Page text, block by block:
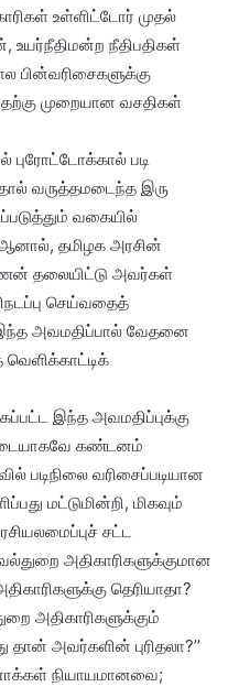
உள்ளிட்டோர் முதல்
உயர்நீதிமன்ற நீதிபதிகள்
பின்வரிசைகளுக்கு
முறையான வசதிகள்
புரோட்டோக்கால் படி
வருத்தமடைந்த இரு
வகையில்
தமிழக அரசின்
தலையிட்டு அவர்கள்
செய்வதைத்
இந்த அவமதிப்பால் வேதனை
இந்த அவமதிப்புக்கு
கண்டனம்
படிநிலை வரிசைப்படியான
மட்டுமின்றி, மிகவும்
சட்ட
அதிகாரிகளுக்குமான
தெரியாதா?
அதிகாரிகளுக்கும்
அவர்களின் புரிதலா?’’
நியாயமானவை;